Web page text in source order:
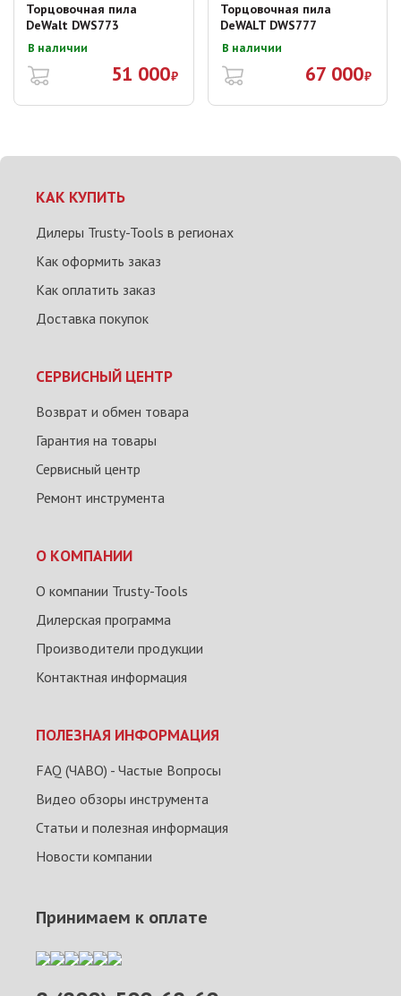
Торцовочная пила
DeWalt DWS773
В наличии
51 000₽
Торцовочная пила
DeWALT DWS777
В наличии
67 000₽
КАК КУПИТЬ
Дилеры Trusty-Tools в регионах
Как оформить заказ
Как оплатить заказ
Доставка покупок
СЕРВИСНЫЙ ЦЕНТР
Возврат и обмен товара
Гарантия на товары
Сервисный центр
Ремонт инструмента
О КОМПАНИИ
О компании Trusty-Tools
Дилерская программа
Производители продукции
Контактная информация
ПОЛЕЗНАЯ ИНФОРМАЦИЯ
FAQ (ЧАВО) - Частые Вопросы
Видео обзоры инструмента
Статьи и полезная информация
Новости компании
Принимаем к оплате